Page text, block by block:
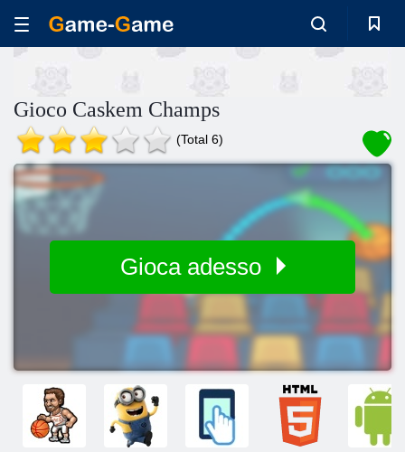
Gioco Caskem Champs
(Total 6)
Gioca adesso